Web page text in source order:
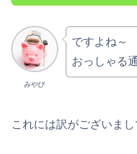
みやび
ですよね～
おっしゃる
これには訳がございまし